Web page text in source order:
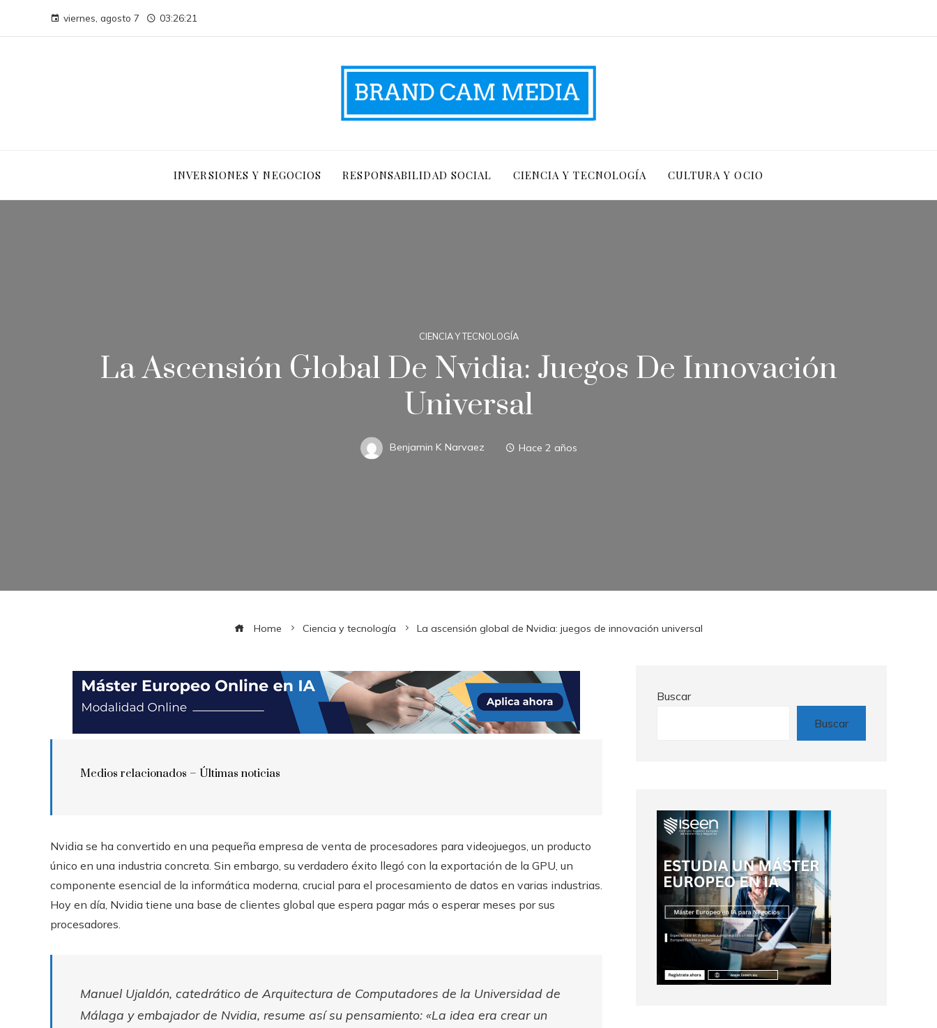
viernes, agosto 7 03:26:21
INVERSIONES Y NEGOCIOS RESPONSABILIDAD SOCIAL CIENCIA Y TECNOLOGÍA CULTURA Y OCIO
CIENCIA Y TECNOLOGÍA
La Ascensión Global De Nvidia: Juegos De Innovación
Universal
Benjamin K Narvaez Hace 2 años
Home Ciencia y tecnología La ascensión global de Nvidia: juegos de innovación universal
Medios relacionados – Últimas noticias
Nvidia se ha convertido en una pequeña empresa de venta de procesadores para videojuegos, un producto
único en una industria concreta. Sin embargo, su verdadero éxito llegó con la exportación de la GPU, un
componente esencial de la informática moderna, crucial para el procesamiento de datos en varias industrias.
Hoy en día, Nvidia tiene una base de clientes global que espera pagar más o esperar meses por sus
procesadores.
Manuel Ujaldón, catedrático de Arquitectura de Computadores de la Universidad de
Málaga y embajador de Nvidia, resume así su pensamiento: «La idea era crear un
Buscar
Buscar